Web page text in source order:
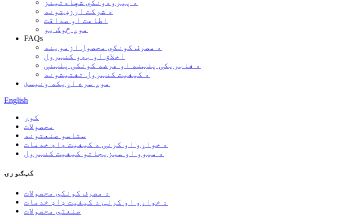
د پیرودونکي شهادتینز
د شرکت ارزښتونه
اطاعت او صداقت
موږ څوک یو
FAQs
د مصرف کونکي محصول ازموینه
اخلاق او بډو کنټرول
د فابریکې پلټنه او عرضه کونکی پلټنې
د کیفیت کنټرول تفتیشونه
موږ سره اړیکه ونیسئ
English
کور
محصولات
ستاسو صنعتونه
د خواړو او کرنې د کیفیت ډاډ خدمات
د میوو او سبزیجاتو کیفیت کنټرول
کټګورۍ
د مصرف کونکي محصولات
د خواړو او کرنې د کیفیت ډاډ خدمات
صنعتي محصولات